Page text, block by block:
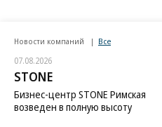
Новости компаний Все
07.08.2026
STONE
Бизнес-центр STONE Римская
возведен в полную высоту